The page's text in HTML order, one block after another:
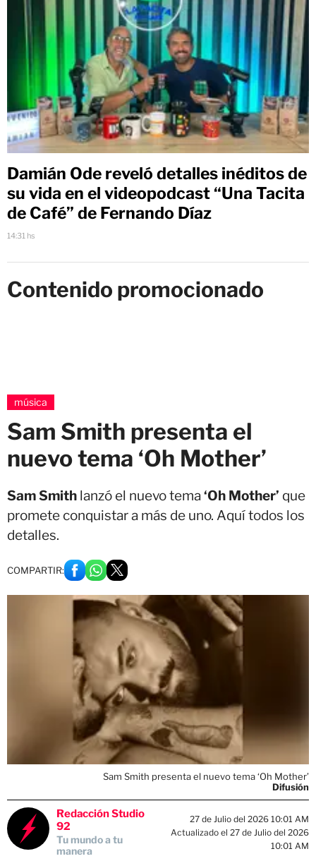
Damián Ode reveló detalles inéditos de
su vida en el videopodcast “Una Tacita
de Café” de Fernando Díaz
14:31 hs
Contenido promocionado
música
Sam Smith presenta el
nuevo tema ‘Oh Mother’
Sam Smith lanzó el nuevo tema ‘Oh Mother’ que
promete conquistar a más de uno. Aquí todos los
detalles.
COMPARTIR:
Sam Smith presenta el nuevo tema ‘Oh Mother’
Difusión
Redacción Studio
92
Tu mundo a tu
manera
27 de Julio del 2026 10:01 AM
Actualizado el 27 de Julio del 2026
10:01 AM